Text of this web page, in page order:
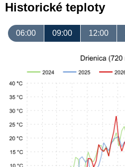
Historické teploty
06:00 09:00 12:00